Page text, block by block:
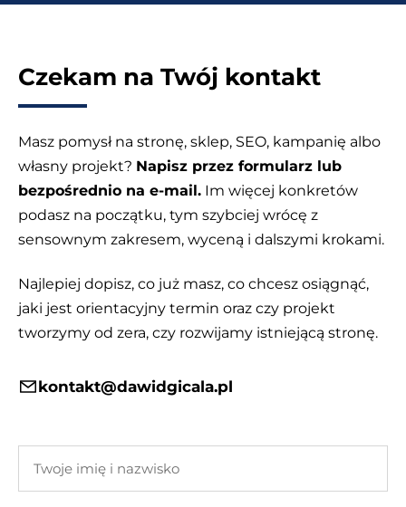
Czekam na Twój kontakt
Masz pomysł na stronę, sklep, SEO, kampanię albo
własny projekt? Napisz przez formularz lub
bezpośrednio na e-mail. Im więcej konkretów
podasz na początku, tym szybciej wrócę z
sensownym zakresem, wyceną i dalszymi krokami.
Najlepiej dopisz, co już masz, co chcesz osiągnąć,
jaki jest orientacyjny termin oraz czy projekt
tworzymy od zera, czy rozwijamy istniejącą stronę.
kontakt@dawidgicala.pl
imię